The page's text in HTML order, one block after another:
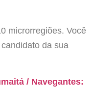
microrregiões. Você
da sua
/ Navegantes: